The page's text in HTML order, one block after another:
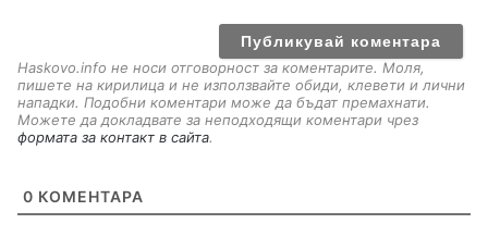
Haskovo.info не носи отговорност за коментарите. Моля,
пишете на кирилица и не използвайте обиди, клевети и лични
нападки. Подобни коментари може да бъдат премахнати.
Можете да докладвате за неподходящи коментари чрез
формата за контакт в сайта.
0 КОМЕНТАРА